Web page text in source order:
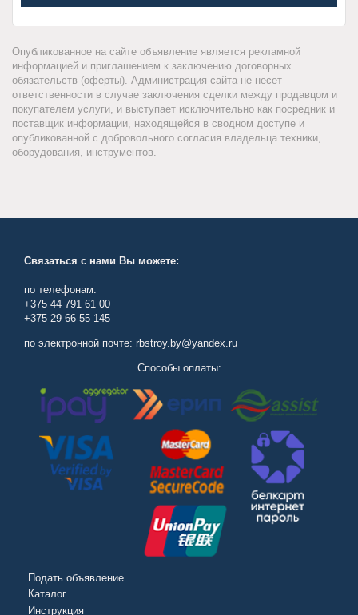
Опубликованное на сайте объявление является рекламной
информацией и приглашением к заключению договорных
обязательств (оферты). Администрация сайта не несет
ответственности в случае заключения сделки между продавцом и
покупателем услуги, и выступает исключительно как посредник и
поставщик информации, находящейся в сводном доступе и
опубликованной с добровольного согласия владельца техники,
оборудования, инструментов.
Связаться с нами Вы можете:
по телефонам:
+375 44 791 61 00
+375 29 66 55 145
по электронной почте: rbstroy.by@yandex.ru
Способы оплаты:
Подать объявление
Каталог
Инструкция